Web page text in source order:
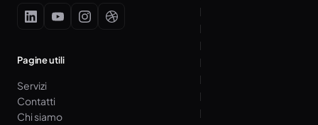
Pagine utili
Servizi
Contatti
Chi siamo